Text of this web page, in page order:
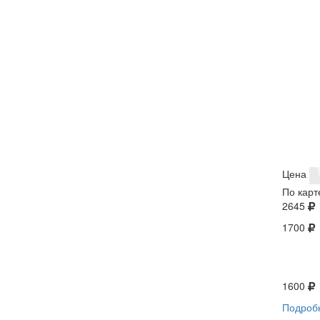
Цена
По
2645
1700
1600